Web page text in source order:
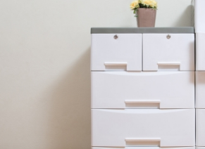
MUEBLES DE PLÁSTICO